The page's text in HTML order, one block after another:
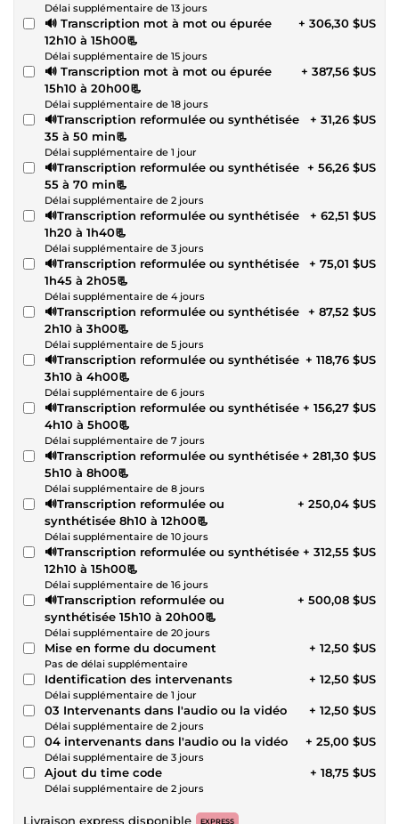
Délai supplémentaire de 13 jours
🔊 Transcription mot à mot ou épurée
12h10 à 15h00📃
Délai supplémentaire de 15 jours
+ 306,30 $US
🔊 Transcription mot à mot ou épurée
15h10 à 20h00📃
Délai supplémentaire de 18 jours
+ 387,56 $US
🔊Transcription reformulée ou synthétisée
35 à 50 min📃
Délai supplémentaire de 1 jour
+ 31,26 $US
🔊Transcription reformulée ou synthétisée
55 à 70 min📃
Délai supplémentaire de 2 jours
+ 56,26 $US
🔊Transcription reformulée ou synthétisée
1h20 à 1h40📃
Délai supplémentaire de 3 jours
+ 62,51 $US
🔊Transcription reformulée ou synthétisée
1h45 à 2h05📃
Délai supplémentaire de 4 jours
+ 75,01 $US
🔊Transcription reformulée ou synthétisée
2h10 à 3h00📃
Délai supplémentaire de 5 jours
+ 87,52 $US
🔊Transcription reformulée ou synthétisée
3h10 à 4h00📃
Délai supplémentaire de 6 jours
+ 118,76 $US
🔊Transcription reformulée ou synthétisée
4h10 à 5h00📃
Délai supplémentaire de 7 jours
+ 156,27 $US
🔊Transcription reformulée ou synthétisée
5h10 à 8h00📃
Délai supplémentaire de 8 jours
+ 281,30 $US
🔊Transcription reformulée ou
synthétisée 8h10 à 12h00📃
Délai supplémentaire de 10 jours
+ 250,04 $US
🔊Transcription reformulée ou synthétisée
12h10 à 15h00📃
Délai supplémentaire de 16 jours
+ 312,55 $US
🔊Transcription reformulée ou
synthétisée 15h10 à 20h00📃
Délai supplémentaire de 20 jours
+ 500,08 $US
Mise en forme du document
Pas de délai supplémentaire
+ 12,50 $US
Identification des intervenants
Délai supplémentaire de 1 jour
+ 12,50 $US
03 Intervenants dans l'audio ou la vidéo
Délai supplémentaire de 2 jours
+ 12,50 $US
04 intervenants dans l'audio ou la vidéo
Délai supplémentaire de 3 jours
+ 25,00 $US
Ajout du time code
Délai supplémentaire de 2 jours
+ 18,75 $US
Livraison express disponible EXPRESS